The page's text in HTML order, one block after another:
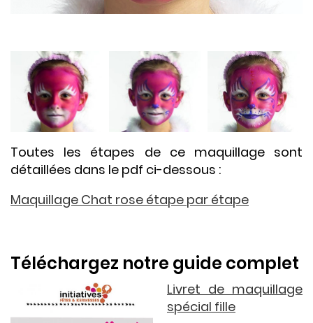
Toutes les étapes de ce maquillage sont
détaillées dans le pdf ci-dessous :
Maquillage Chat rose étape par étape
Téléchargez notre guide complet
Livret de maquillage
spécial fille